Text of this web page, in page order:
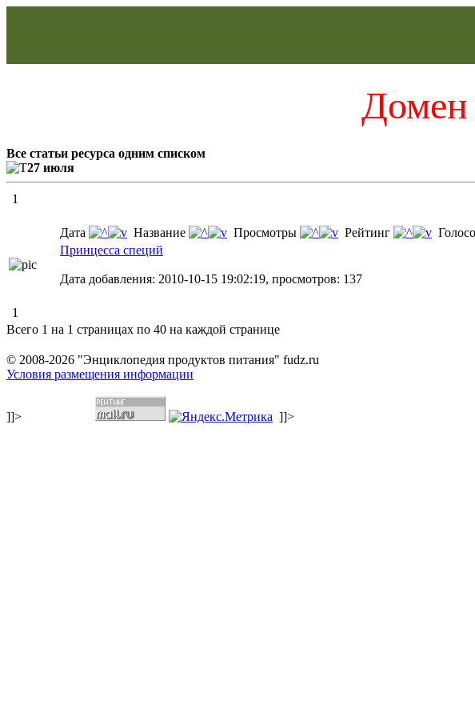
Домен
Все статьи ресурса одним списком
27 июля
1
Дата Название Просмотры Рейтинг
Принцесса специй
Дата добавления: 2010-10-15 19:02:19, просмотров: 137
1
Всего 1 на 1 страницах по 40 на каждой странице
© 2008-2026 "Энциклопедия продуктов питания" fudz.ru
Условия размещения информации
]]> ]]>